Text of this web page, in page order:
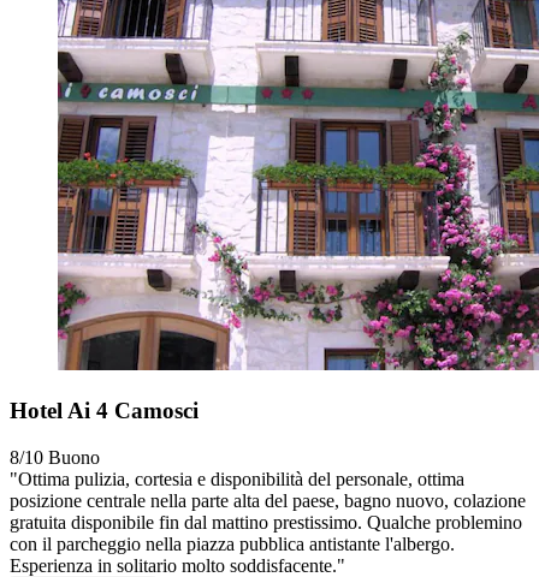
Hotel Ai 4 Camosci
8/10 Buono
"Ottima pulizia, cortesia e disponibilità del personale, ottima
posizione centrale nella parte alta del paese, bagno nuovo, colazione
gratuita disponibile fin dal mattino prestissimo. Qualche problemino
con il parcheggio nella piazza pubblica antistante l'albergo.
Esperienza in solitario molto soddisfacente."